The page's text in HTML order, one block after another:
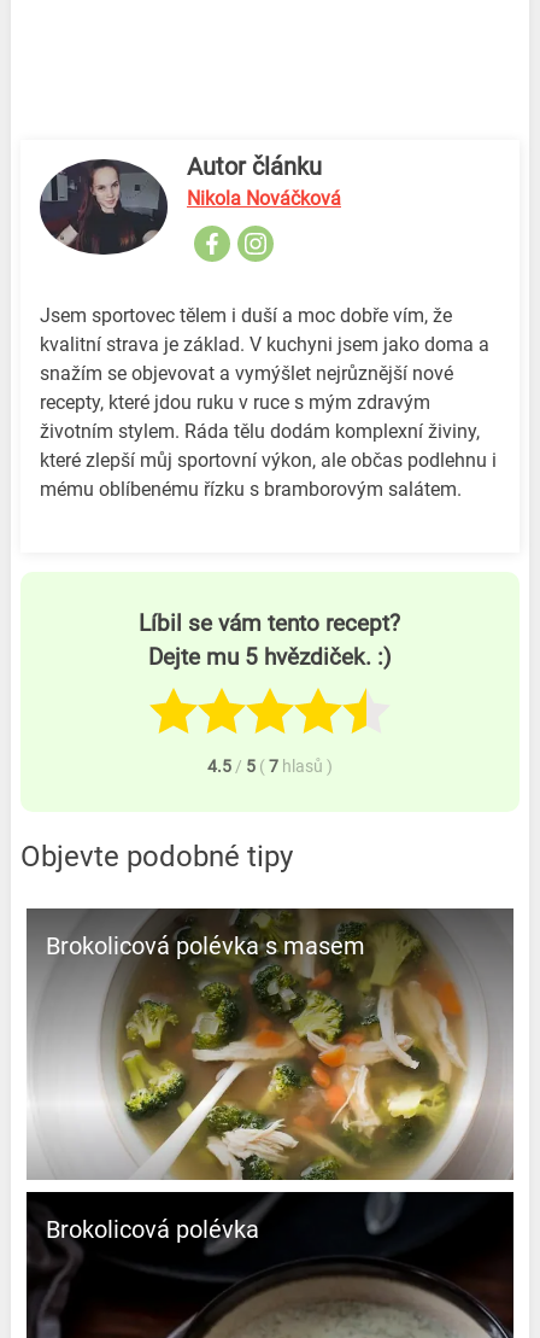
Autor článku
Nikola Nováčková
Jsem sportovec tělem i duší a moc dobře vím, že
kvalitní strava je základ. V kuchyni jsem jako doma a
snažím se objevovat a vymýšlet nejrůznější nové
recepty, které jdou ruku v ruce s mým zdravým
životním stylem. Ráda tělu dodám komplexní živiny,
které zlepší můj sportovní výkon, ale občas podlehnu i
mému oblíbenému řízku s bramborovým salátem.
Líbil se vám tento recept?
Dejte mu 5 hvězdiček. :)
4.5 / 5 (7 hlasů )
Objevte podobné tipy
Brokolicová polévka s masem
Brokolicová polévka